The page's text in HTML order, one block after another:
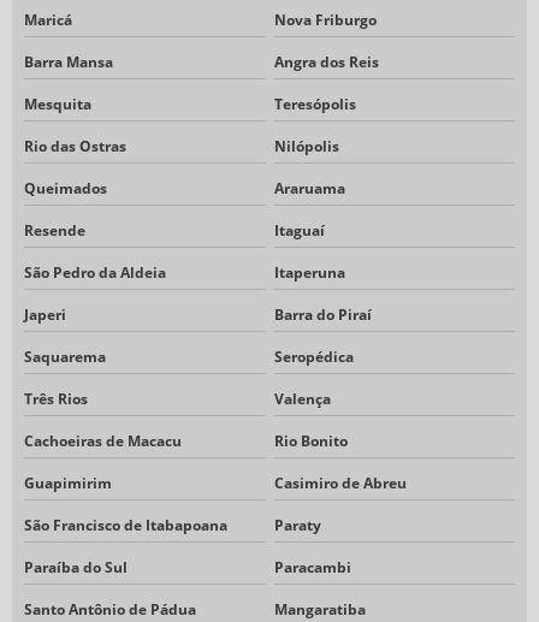
Maricá Nova Friburgo
Barra Mansa Angra dos Reis
Mesquita Teresópolis
Rio das Ostras Nilópolis
Queimados Araruama
Resende Itaguaí
São Pedro da Aldeia Itaperuna
Japeri Barra do Piraí
Saquarema Seropédica
Três Rios Valença
Cachoeiras de Macacu Rio Bonito
Guapimirim Casimiro de Abreu
São Francisco de Itabapoana Paraty
Paraíba do Sul Paracambi
Santo Antônio de Pádua Mangaratiba